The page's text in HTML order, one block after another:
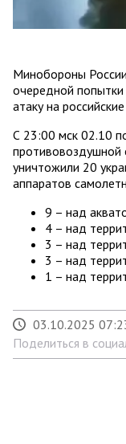
Минобороны
очередной
атаку на
С 23:00 мск 02.10
противовоздушной
уничтожили 20
аппаратов
9 – над
4 – над
3 – над
3 – над
1 – над
03.10.2025
Поделиться в